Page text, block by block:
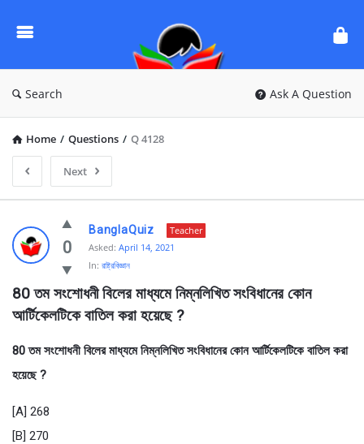
Questions
Search Ask A Question
Home / Questions / Q 4128
Next
Ask
Questions
BanglaQuiz
Latest
Questions
0
BanglaQuiz
Teacher
Asked: April 14, 2021
In: রাষ্ট্রবিজ্ঞান
80 তম সংশোধনী বিলের মাধ্যমে নিম্নলিখিত সংবিধানের কোন
আর্টিকেলটিকে বাতিল করা হয়েছে ?
80 তম সংশোধনী বিলের মাধ্যমে নিম্নলিখিত সংবিধানের কোন আর্টিকেলটিকে বাতিল করা
হয়েছে ?
[A] 268
[B] 270